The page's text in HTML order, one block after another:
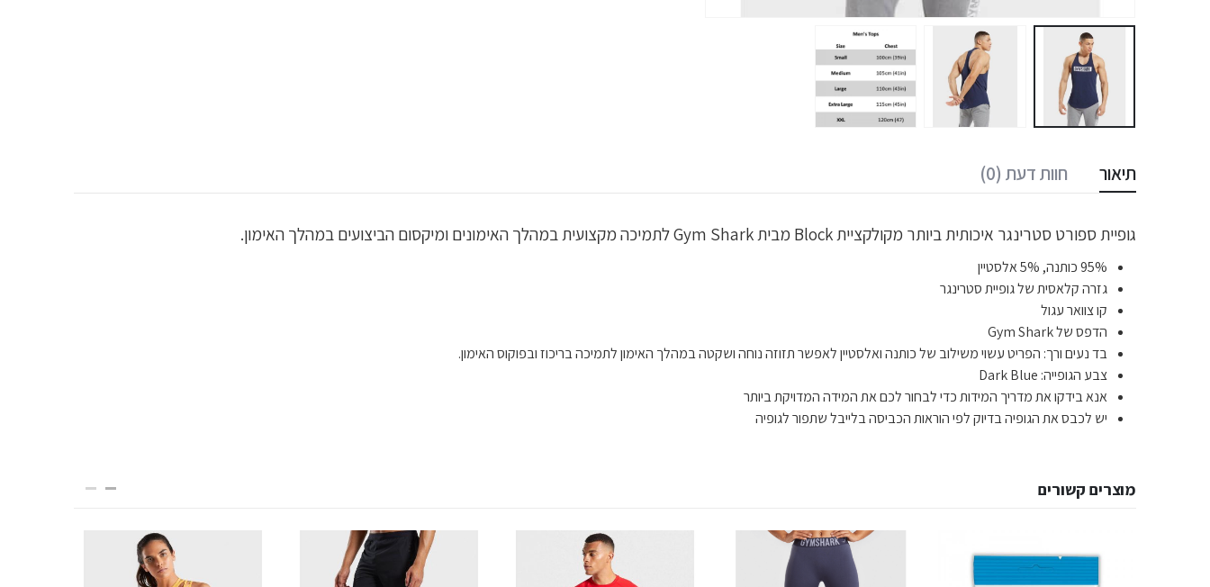
תיאור חוות דעת (0)
גופיית ספורט סטרינגר איכותית ביותר מקולקציית Block מבית Gym Shark לתמיכה מקצועית במהלך האימונים ומיקסום הביצועים במהלך האימון.
95% כותנה, 5% אלסטיין
גזרה קלאסית של גופיית סטרינגר
קו צוואר עגול
הדפס של Gym Shark
בד נעים ורך: הפריט עשוי משילוב של כותנה ואלסטיין לאפשר תזוזה נוחה ושקטה במהלך האימון לתמיכה בריכוז ובפוקוס האימון.
צבע הגופייה: Dark Blue
אנא בידקו את מדריך המידות כדי לבחור לכם את המידה המדויקת ביותר
יש לכבס את הגופיה בדיוק לפי הוראות הכביסה בלייבל שתפור לגופיה
מוצרים קשורים